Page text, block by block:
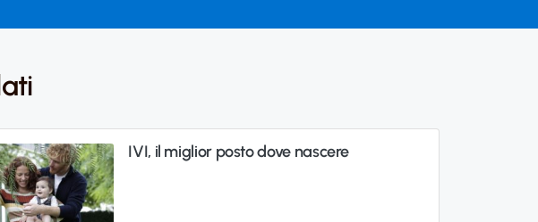
IVI, il miglior posto dove nascere